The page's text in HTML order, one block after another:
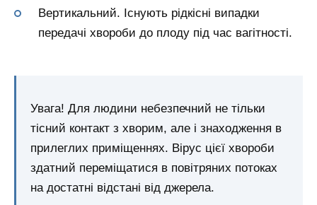
Вертикальний. Існують рідкісні випадки
передачі хвороби до плоду під час вагітності.
Увага! Для людини небезпечний не тільки
тісний контакт з хворим, але і знаходження в
прилеглих приміщеннях. Вірус цієї хвороби
здатний переміщатися в повітряних потоках
на достатні відстані від джерела.